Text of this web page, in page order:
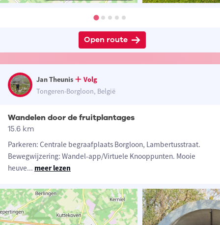
Open route
Jan Theunis
Volg
Tongeren-Borgloon, België
Wandelen door de fruitplantages
15.6 km
Parkeren: Centrale begraafplaats Borgloon, Lambertusstraat.
Bewegwijzering: Wandel-app/Virtuele Knooppunten. Mooie
heuve... meer lezen